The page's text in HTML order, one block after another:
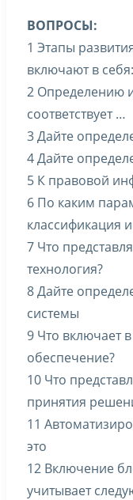
ВОПРОСЫ:
1 Этапы
включают в себя:
2 Определению
соответствует …
3 Дайте
4 Дайте
5 К правовой
6 По каким
классификация
7 Что
технология?
8 Дайте
системы
9 Что включает
обеспечение?
10 Что
принятия
11
это
12 Включение
учитывает